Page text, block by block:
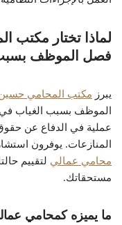
لماذا تختار مكتب
فصل الموظف
يبرز مكتب المحامي
الموظف بسبب الغياب
عملية في الدفاع عن
المنازعات. يوفرون
محامي عمالي لتقييم
مستحقاتك.
ما يميزه كمحامي